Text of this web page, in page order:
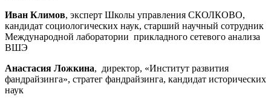
Иван Климов, эксперт Школы управления СКОЛКОВО,
кандидат социологических наук, старший научный сотрудник
Международной лаборатории прикладного сетевого анализа
ВШЭ
Анастасия Ложкина, директор, «Институт развития
фандрайзинга», стратег фандрайзинга, кандидат исторических
наук